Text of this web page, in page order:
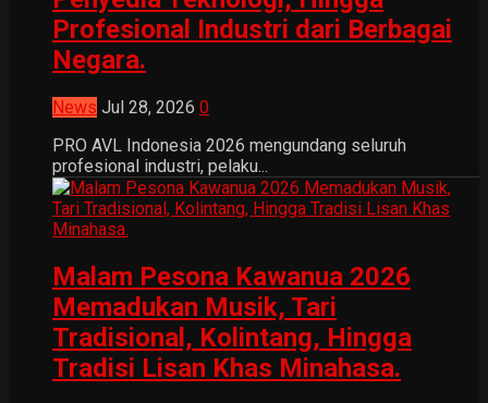
Profesional Industri dari Berbagai
Negara.
News Jul 28, 2026 0
PRO AVL Indonesia 2026 mengundang seluruh
profesional industri, pelaku...
Malam Pesona Kawanua 2026
Memadukan Musik, Tari
Tradisional, Kolintang, Hingga
Tradisi Lisan Khas Minahasa.